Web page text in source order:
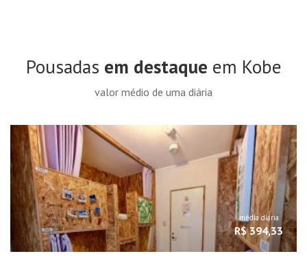
Pousadas em destaque em Kobe
valor médio de uma diária
média diária
R$ 394,33